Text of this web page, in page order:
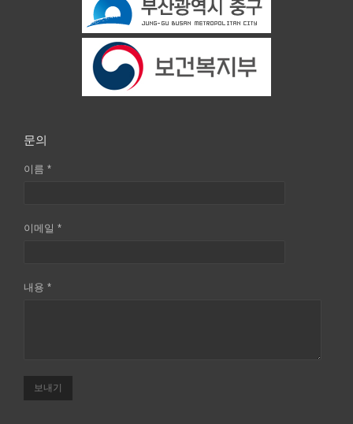
문의
이름 *
이메일 *
내용 *
보내기